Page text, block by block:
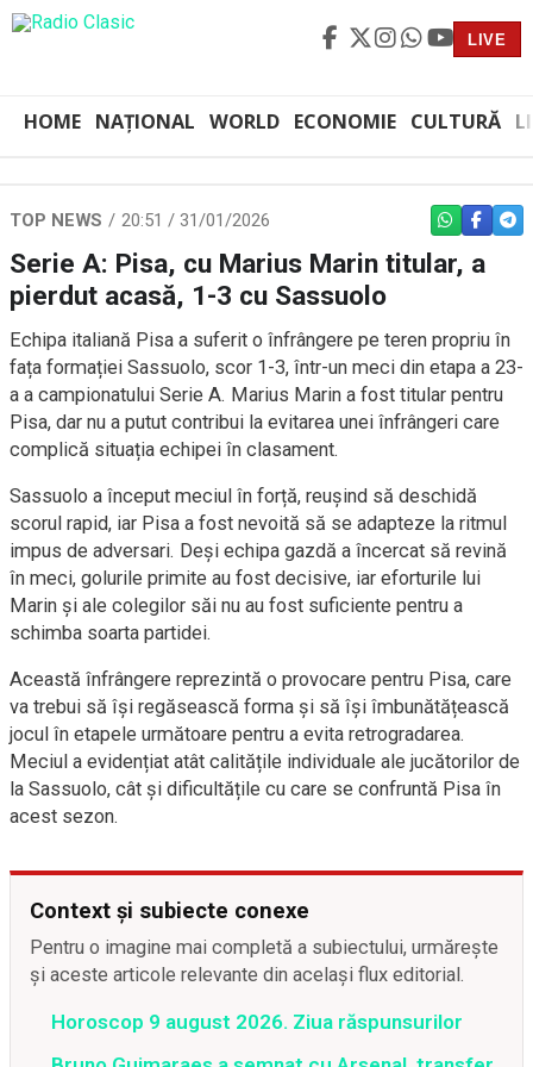
LIVE
HOME NAȚIONAL WORLD ECONOMIE CULTURĂ
TOP NEWS 20:51 / 31/01/2026 WHATSAPP
Serie A: Pisa, cu Marius Marin titular, a
pierdut acasă, 1-3 cu Sassuolo
Echipa italiană Pisa a suferit o înfrângere pe teren propriu în
fața formației Sassuolo, scor 1-3, într-un meci din etapa a 23-
a a campionatului Serie A. Marius Marin a fost titular pentru
Pisa, dar nu a putut contribui la evitarea unei înfrângeri care
complică situația echipei în clasament.
Sassuolo a început meciul în forță, reușind să deschidă
scorul rapid, iar Pisa a fost nevoită să se adapteze la ritmul
impus de adversari. Deși echipa gazdă a încercat să revină
în meci, golurile primite au fost decisive, iar eforturile lui
Marin și ale colegilor săi nu au fost suficiente pentru a
schimba soarta partidei.
Această înfrângere reprezintă o provocare pentru Pisa, care
va trebui să își regăsească forma și să își îmbunătățească
jocul în etapele următoare pentru a evita retrogradarea.
Meciul a evidențiat atât calitățile individuale ale jucătorilor de
la Sassuolo, cât și dificultățile cu care se confruntă Pisa în
acest sezon.
Context și subiecte conexe
Pentru o imagine mai completă a subiectului, urmărește
și aceste articole relevante din același flux editorial.
Horoscop 9 august 2026. Ziua răspunsurilor